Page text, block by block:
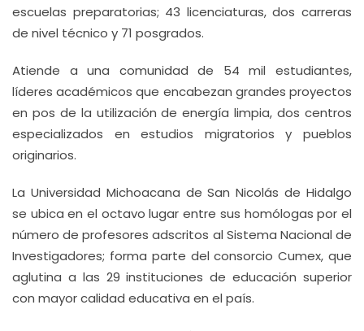
escuelas preparatorias; 43 licenciaturas, dos carreras
de nivel técnico y 71 posgrados.
Atiende a una comunidad de 54 mil estudiantes,
líderes académicos que encabezan grandes proyectos
en pos de la utilización de energía limpia, dos centros
especializados en estudios migratorios y pueblos
originarios.
La Universidad Michoacana de San Nicolás de Hidalgo
se ubica en el octavo lugar entre sus homólogas por el
número de profesores adscritos al Sistema Nacional de
Investigadores; forma parte del consorcio Cumex, que
aglutina a las 29 instituciones de educación superior
con mayor calidad educativa en el país.